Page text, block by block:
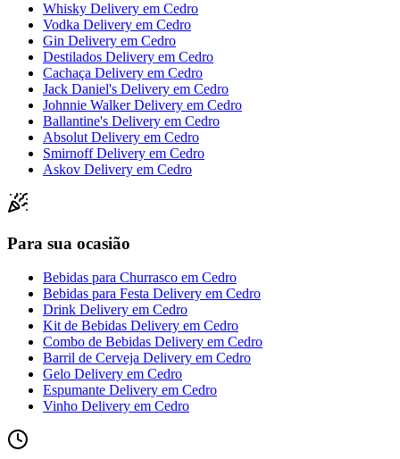
Whisky Delivery em Cedro
Vodka Delivery em Cedro
Gin Delivery em Cedro
Destilados Delivery em Cedro
Cachaça Delivery em Cedro
Jack Daniel's Delivery em Cedro
Johnnie Walker Delivery em Cedro
Ballantine's Delivery em Cedro
Absolut Delivery em Cedro
Smirnoff Delivery em Cedro
Askov Delivery em Cedro
Para sua ocasião
Bebidas para Churrasco em Cedro
Bebidas para Festa Delivery em Cedro
Drink Delivery em Cedro
Kit de Bebidas Delivery em Cedro
Combo de Bebidas Delivery em Cedro
Barril de Cerveja Delivery em Cedro
Gelo Delivery em Cedro
Espumante Delivery em Cedro
Vinho Delivery em Cedro